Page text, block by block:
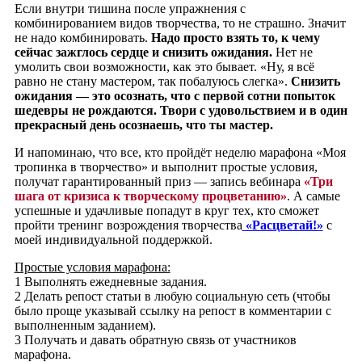
Если внутри тишина после упражнения с
комбинированием видов творчества, то не страшно. Значит
не надо комбинировать. Надо просто взять то, к чему
сейчас зажглось сердце и снизить ожидания.Нет не
умолить свои возможности, как это бывает. «Ну, я всё
равно не стану мастером, так побалуюсь слегка». Снизить
ожидания — это осознать, что с первой сотни попыток
шедевры не рождаются. Твори с удовольствием и в один
прекрасный день осознаешь, что ты мастер.
И напоминаю, что все, кто пройдёт неделю марафона «Моя
тропинка в творчество» и выполнит простые условия,
получат гарантированный приз — запись вебинара «Три
шага от кризиса к творческому процветанию». А самые
успешные и удачливые попадут в круг тех, кто сможет
пройти тренинг возрождения творчества «Расцветай!» с
моей индивидуальной поддержкой.
Простые условия марафона:
1 Выполнять ежедневные задания.
2 Делать репост статьи в любую социальную сеть (чтобы
было проще указывай ссылку на репост в комментарии с
выполненным заданием).
3 Получать и давать обратную связь от участников
марафона.